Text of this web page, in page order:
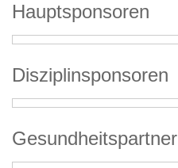
Hauptsponsoren
Disziplinsponsoren
Gesundheitspartner